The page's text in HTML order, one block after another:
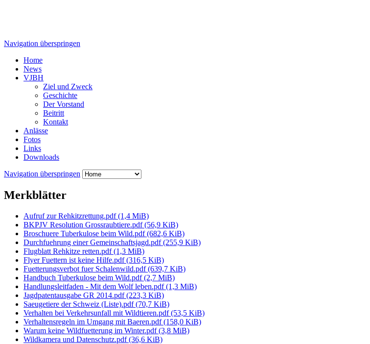
Navigation überspringen
Home
News
VJBH
Ziel und Zweck
Geschichte
Der Vorstand
Beitritt
Kontakt
Anlässe
Fotos
Links
Downloads
Navigation überspringen
Merkblätter
Aufruf zur Rehkitzrettung.pdf(1,4 MiB)
BKPJV Resolution Grossraubtiere.pdf(56,9 KiB)
Broschuere Tuberkulose beim Wild.pdf(682,6 KiB)
Durchfuehrung einer Gemeinschaftsjagd.pdf(255,9 KiB)
Flugblatt Rehkitze retten.pdf(1,3 MiB)
Flyer Fuettern ist keine Hilfe.pdf(316,5 KiB)
Fuetterungsverbot fuer Schalenwild.pdf(639,7 KiB)
Handbuch Tuberkulose beim Wild.pdf(2,7 MiB)
Handlungsleitfaden - Mit dem Wolf leben.pdf(1,3 MiB)
Jagdpatentausgabe GR 2014.pdf(223,3 KiB)
Saeugetiere der Schweiz (Liste).pdf(70,7 KiB)
Verhalten bei Verkehrsunfall mit Wildtieren.pdf(53,5 KiB)
Verhaltensregeln im Umgang mit Baeren.pdf(158,0 KiB)
Warum keine Wildfuetterung im Winter.pdf(3,8 MiB)
Wildkamera und Datenschutz.pdf(36,6 KiB)